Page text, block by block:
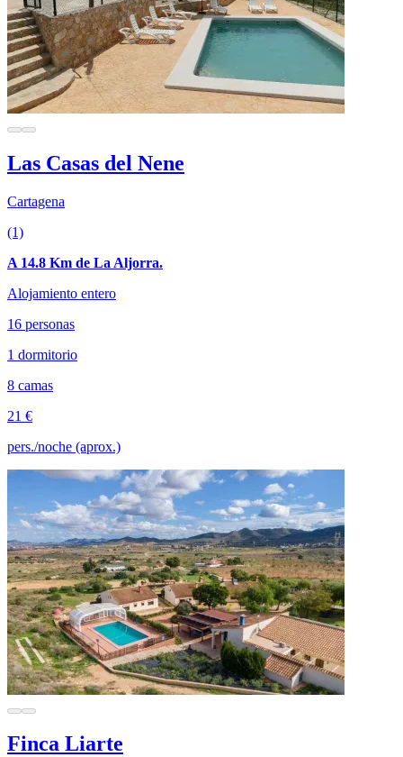
Las Casas del Nene
Cartagena
(1)
A 14.8 Km de La Aljorra.
Alojamiento entero
16 personas
1 dormitorio
8 camas
21 €
pers./noche (aprox.)
Finca Liarte